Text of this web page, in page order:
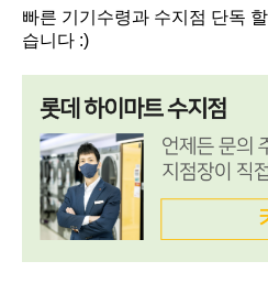
빠른 기기수령과 수지점 단독
습니다 :)